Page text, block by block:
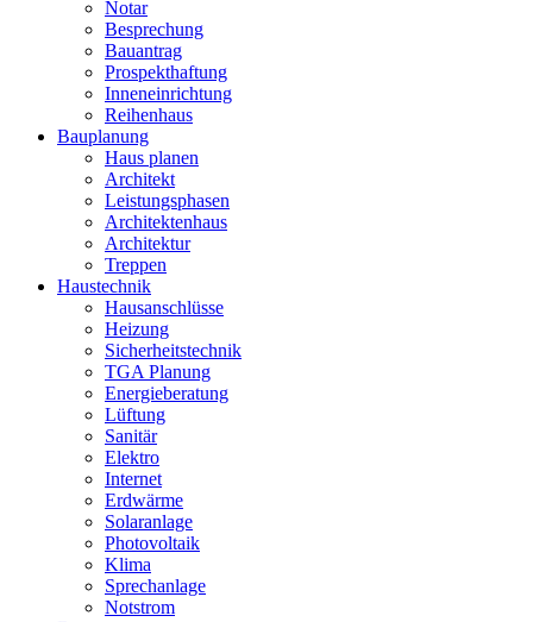
Notar
Besprechung
Bauantrag
Prospekthaftung
Inneneinrichtung
Reihenhaus
Bauplanung
Haus planen
Architekt
Leistungsphasen
Architektenhaus
Architektur
Treppen
Haustechnik
Hausanschlüsse
Heizung
Sicherheitstechnik
TGA Planung
Energieberatung
Lüftung
Sanitär
Elektro
Internet
Erdwärme
Solaranlage
Photovoltaik
Klima
Sprechanlage
Notstrom